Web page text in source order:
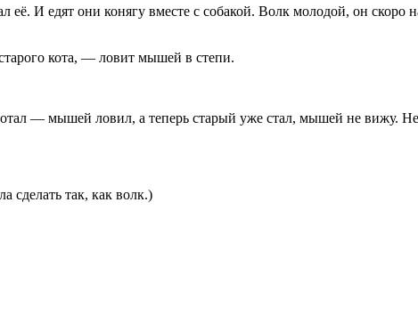
её. И едят они конягу вместе с собакой. Волк молодой, он скоро
кота, — ловит мышей в степи.
— мышей ловил, а теперь старый уже стал, мышей не вижу.
сделать так, как волк.)